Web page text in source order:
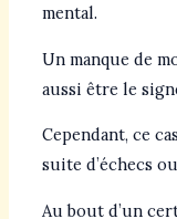
mental.
Un manque de
aussi être le
Cependant, ce
suite d’échecs
Au bout d’un